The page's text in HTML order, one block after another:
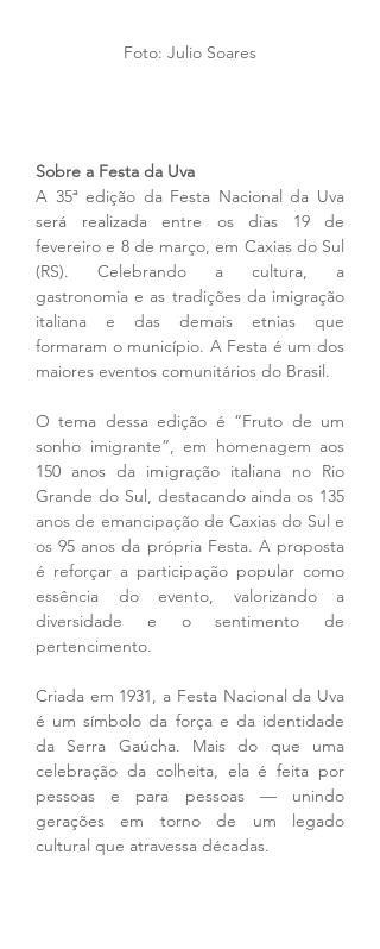
Foto: Julio Soares
Sobre a Festa da Uva
A 35ª edição da Festa Nacional da Uva
será realizada entre os dias 19 de
fevereiro e 8 de março, em Caxias do Sul
(RS). Celebrando a cultura, a
gastronomia e as tradições da imigração
italiana e das demais etnias que
formaram o município. A Festa é um dos
maiores eventos comunitários do Brasil.
O tema dessa edição é “Fruto de um
sonho imigrante”, em homenagem aos
150 anos da imigração italiana no Rio
Grande do Sul, destacando ainda os 135
anos de emancipação de Caxias do Sul e
os 95 anos da própria Festa. A proposta
é reforçar a participação popular como
essência do evento, valorizando a
diversidade e o sentimento de
pertencimento.
Criada em 1931, a Festa Nacional da Uva
é um símbolo da força e da identidade
da Serra Gaúcha. Mais do que uma
celebração da colheita, ela é feita por
pessoas e para pessoas — unindo
gerações em torno de um legado
cultural que atravessa décadas.